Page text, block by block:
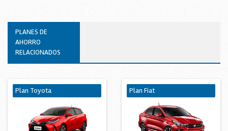
PLANES DE
AHORRO
RELACIONADOS
Plan Toyota Plan Fiat